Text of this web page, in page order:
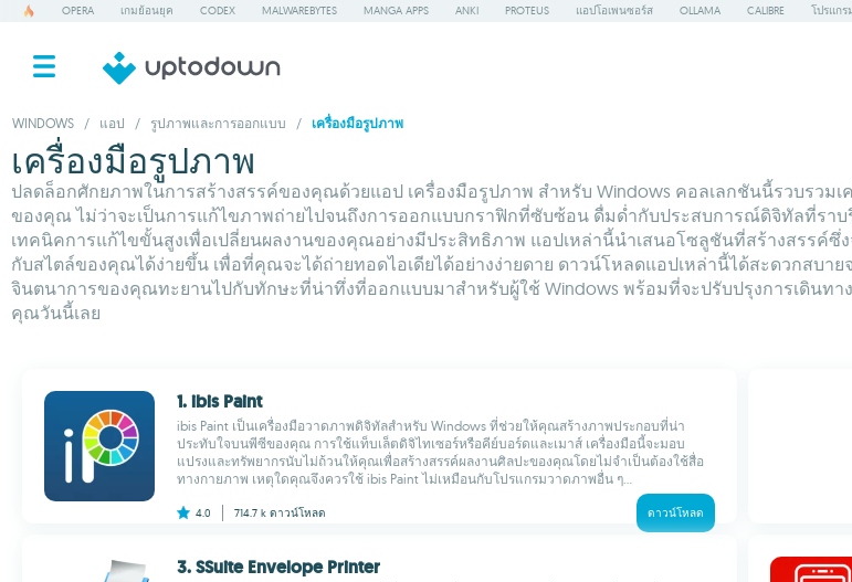
OPERA เกมย้อนยุค CODEX MALWAREBYTES MANGA APPS ANKI PROTEUS แอปโอเพนซอร์ส OLLAMA CALIBRE โปรแก
WINDOWS / แอป / รูปภาพและการออกแบบ / เครื่องมือรูปภาพ
เครื่องมือรูปภาพ
ปลดล็อกศักยภาพในการสร้างสรรค์ของคุณด้วยแอป เครื่องมือรูปภาพ สำหรับ Windows คอลเลกชันนี้รวบรวม
ของคุณ ไม่ว่าจะเป็นการแก้ไขภาพถ่ายไปจนถึงการออกแบบกราฟิกที่ซับซ้อน ดื่มด่ำกับประสบการณ์ดิจิทัลที่ราบ
เทคนิคการแก้ไขขั้นสูงเพื่อเปลี่ยนผลงานของคุณอย่างมีประสิทธิภาพ แอปเหล่านี้นำเสนอโซลูชันที่สร้างสรรค์
กับสไตล์ของคุณได้ง่ายขึ้น เพื่อที่คุณจะได้ถ่ายทอดไอเดียได้อย่างง่ายดาย ดาวน์โหลดแอปเหล่านี้ได้สะดวกส
จินตนาการของคุณทะยานไปกับทักษะที่น่าทึ่งที่ออกแบบมาสำหรับผู้ใช้ Windows พร้อมที่จะปรับปรุงการเดินท
คุณวันนี้เลย
1. ibis Paint
ibis Paint เป็นเครื่องมือวาดภาพดิจิทัลสำหรับ Windows ที่ช่วยให้คุณสร้างภาพประกอบที่น่า
ประทับใจบนพีซีของคุณ การใช้แท็บเล็ตดิจิไทเซอร์หรือคีย์บอร์ดและเมาส์ เครื่องมือนี้จะมอบ
แปรงและทรัพยากรนับไม่ถ้วนให้คุณเพื่อสร้างสรรค์ผลงานศิลปะของคุณโดยไม่จำเป็นต้องใช้สื่อ
ทางกายภาพ เหตุใดคุณจึงควรใช้ ibis Paint ไม่เหมือนกับโปรแกรมวาดภาพอื่น ๆ...
4.0 714.7 k ดาวน์โหลด ดาวน์โหลด
3. SSuite Envelope Printer